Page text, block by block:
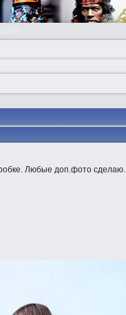
Любые доп.фото сделаю.